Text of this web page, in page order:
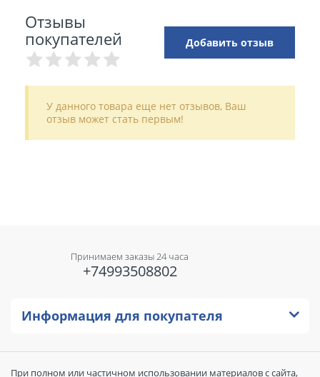
Отзывы
покупателей
Добавить отзыв
У данного товара еще нет отзывов, Ваш
отзыв может стать первым!
Принимаем заказы 24 часа
+74993508802
Информация для покупателя
При полном или частичном использовании материалов с сайта,